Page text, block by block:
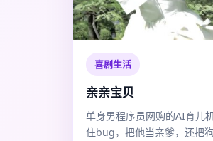
喜剧生活
亲亲宝贝
单身男程序员网购的AI育儿
住bug，把他当亲爹，还把